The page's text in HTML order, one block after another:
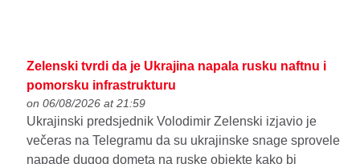
Zelenski tvrdi da je Ukrajina napala rusku naftnu i
pomorsku infrastrukturu
on 06/08/2026 at 21:59
Ukrajinski predsjednik Volodimir Zelenski izjavio je
večeras na Telegramu da su ukrajinske snage sprovele
napade dugog dometa na ruske objekte kako bi